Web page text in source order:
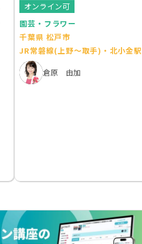
オンライン可
園芸・フラワー
千葉県 松戸市
JR常磐線(上野～取手)・北小金駅
倉原 由加